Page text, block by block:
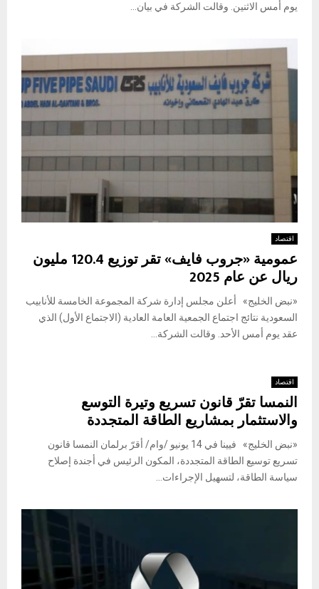
يوم أمس الاثنين. وقالت الشركة في بيان...
اقتصاد
عمومية «جروب فايف» تقر توزيع 120.4 مليون
ريال عن عام 2025
«نبض الخليج» أعلن مجلس إدارة شركة المجموعة الخامسة للأنابيب
السعودية نتائج اجتماع الجمعية العامة العادية (الاجتماع الأول) الذي
عقد يوم أمس الأحد. وقالت الشركة...
اقتصاد
النمسا تقرّ قانون تسريع وتيرة التوسع
والاستثمار بمشاريع الطاقة المتجددة
«نبض الخليج» فيينا في 14 يونيو /وام/ أقرّ برلمان النمسا قانون
تسريع توسيع الطاقة المتجددة، المكون الرئيس في أجندة إصلاح
سياسة الطاقة، لتسهيل الإجراءات...